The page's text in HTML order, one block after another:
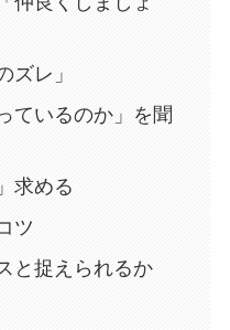
ズレ」
ているのか」を聞
求める
ツ
と捉えられるか